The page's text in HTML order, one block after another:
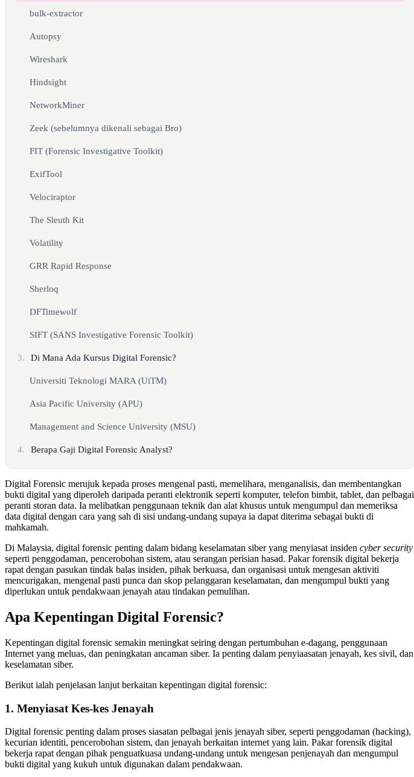
bulk-extractor
Autopsy
Wireshark
Hindsight
NetworkMiner
Zeek (sebelumnya dikenali sebagai Bro)
FIT (Forensic Investigative Toolkit)
ExifTool
Velociraptor
The Sleuth Kit
Volatility
GRR Rapid Response
Sherloq
DFTimewolf
SIFT (SANS Investigative Forensic Toolkit)
3. Di Mana Ada Kursus Digital Forensic?
Universiti Teknologi MARA (UiTM)
Asia Pacific University (APU)
Management and Science University (MSU)
4. Berapa Gaji Digital Forensic Analyst?
Digital Forensic merujuk kepada proses mengenal pasti, memelihara, menganalisis, dan membentangkan
bukti digital yang diperoleh daripada peranti elektronik seperti komputer, telefon bimbit, tablet, dan pelbagai
peranti storan data. Ia melibatkan penggunaan teknik dan alat khusus untuk mengumpul dan memeriksa
data digital dengan cara yang sah di sisi undang-undang supaya ia dapat diterima sebagai bukti di
mahkamah.
Di Malaysia, digital forensic penting dalam bidang keselamatan siber yang menyiasat insiden cyber security
seperti penggodaman, pencerobohan sistem, atau serangan perisian hasad. Pakar forensik digital bekerja
rapat dengan pasukan tindak balas insiden, pihak berkuasa, dan organisasi untuk mengesan aktiviti
mencurigakan, mengenal pasti punca dan skop pelanggaran keselamatan, dan mengumpul bukti yang
diperlukan untuk pendakwaan jenayah atau tindakan pemulihan.
Apa Kepentingan Digital Forensic?
Kepentingan digital forensic semakin meningkat seiring dengan pertumbuhan e-dagang, penggunaan
Internet yang meluas, dan peningkatan ancaman siber. Ia penting dalam penyiaasatan jenayah, kes sivil, dan
keselamatan siber.
Berikut ialah penjelasan lanjut berkaitan kepentingan digital forensic:
1. Menyiasat Kes-kes Jenayah
Digital forensic penting dalam proses siasatan pelbagai jenis jenayah siber, seperti penggodaman (hacking),
kecurian identiti, pencerobohan sistem, dan jenayah berkaitan internet yang lain. Pakar forensik digital
bekerja rapat dengan pihak penguatkuasa undang-undang untuk mengesan penjenayah dan mengumpul
bukti digital yang kukuh untuk digunakan dalam pendakwaan.